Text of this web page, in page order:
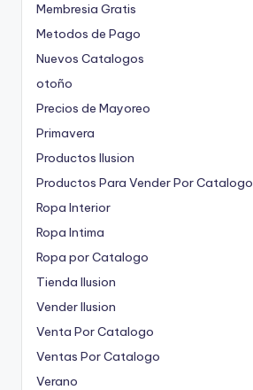
Membresia Gratis
Metodos de Pago
Nuevos Catalogos
otoño
Precios de Mayoreo
Primavera
Productos Ilusion
Productos Para Vender Por Catalogo
Ropa Interior
Ropa Intima
Ropa por Catalogo
Tienda Ilusion
Vender Ilusion
Venta Por Catalogo
Ventas Por Catalogo
Verano